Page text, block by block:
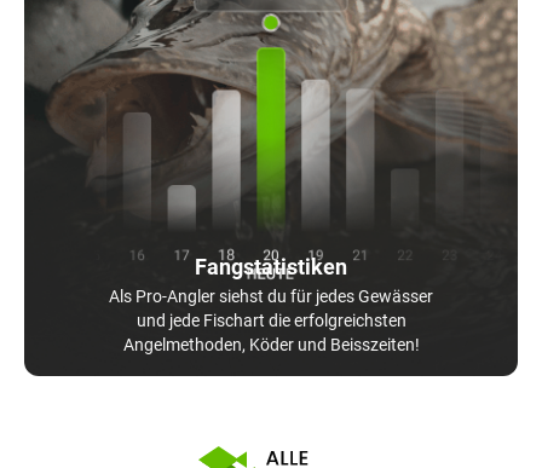
Fangstatistiken
Als Pro-Angler siehst du für jedes Gewässer
und jede Fischart die erfolgreichsten
Angelmethoden, Köder und Beisszeiten!